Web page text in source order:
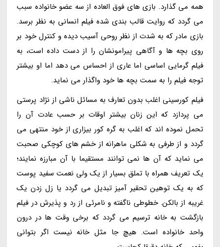
همه می گذارد. بازی های فوق العاده از سه عضو خانواده سبب
می گردد که روایت قالب بندی شده فیلم انسانی به نظر برسد.
بازی مادر که به شدت از نظر روحی آسیب دیده و کنترل خود بر
روی بچه ها و آگاهی پیرامونشان را از دست داده است، به
فیلم گرمایی اساسی اما عاری از احساس می دهد اما او بیشتر
توجه فیلم را به سمت بچه ها خود واگذار می نماید.
فیلم کورسینی اغلب بدون تعارف به مسائل ناشی از نژاد پرستی
می پردازد که این زنان بیشتر اوقات بر حسب عادت آن را
تحمل نموده اند که اغلب به گره کور بیزاری از خود منتهی می
گردد و از طرفی به شکلی ماهرانه از خشم های کوچکی صحبت
می نماید که آن ها نمی توانند مستقیما با آن مبارزه نمایند؛
یک تعریف همراه با تملق بسیار از یک ولی نعمت سفید پوست
که به یک توهین تحقیر آمیز تبدیل می گردد یا زل زدن یک
غریبه از بالکن. خطوطی ناگفته و نامرئی از رد و پذیرش در فیلم
بازگشت به خانه ترسیم می گردد که برخی وقت ها در درون
واحد خانواده است. هیچ جا مثل خانه نیست اگر بتوانی